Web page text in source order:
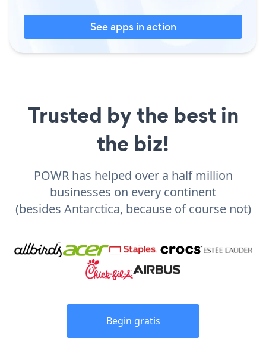
See apps in action
Trusted by the best in
the biz!
POWR has helped over a half million
businesses on every continent
(besides Antarctica, because of course not)
Begin gratis